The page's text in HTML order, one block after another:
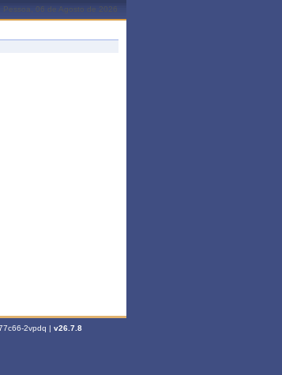
Pessoa, 06 de Agosto de 2026
2vpdq | v26.7.8